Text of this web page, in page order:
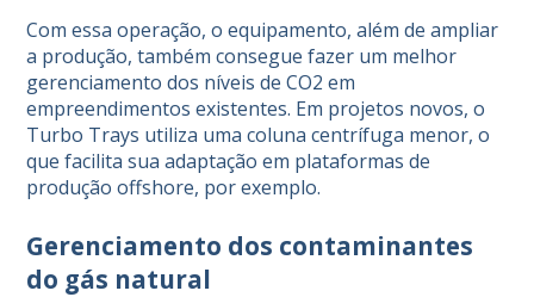
Com essa operação, o equipamento, além de ampliar
a produção, também consegue fazer um melhor
gerenciamento dos níveis de CO2 em
empreendimentos existentes. Em projetos novos, o
Turbo Trays utiliza uma coluna centrífuga menor, o
que facilita sua adaptação em plataformas de
produção offshore, por exemplo.
Gerenciamento dos contaminantes
do gás natural